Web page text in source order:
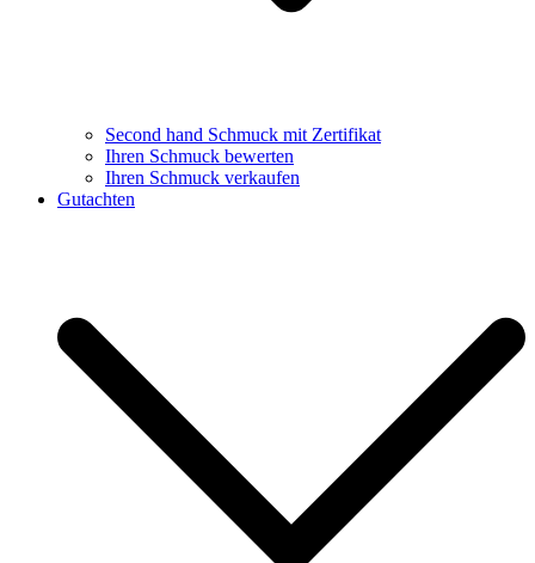
Second hand Schmuck mit Zertifikat
Ihren Schmuck bewerten
Ihren Schmuck verkaufen
Gutachten